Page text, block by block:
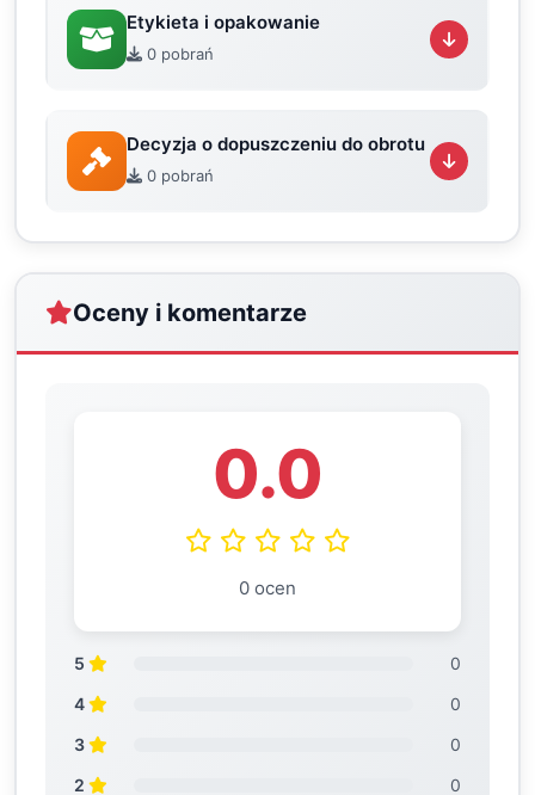
Etykieta i opakowanie
0 pobrań
Decyzja o dopuszczeniu do obrotu
0 pobrań
Oceny i komentarze
0.0
0 ocen
5
0
4
0
3
0
2
0